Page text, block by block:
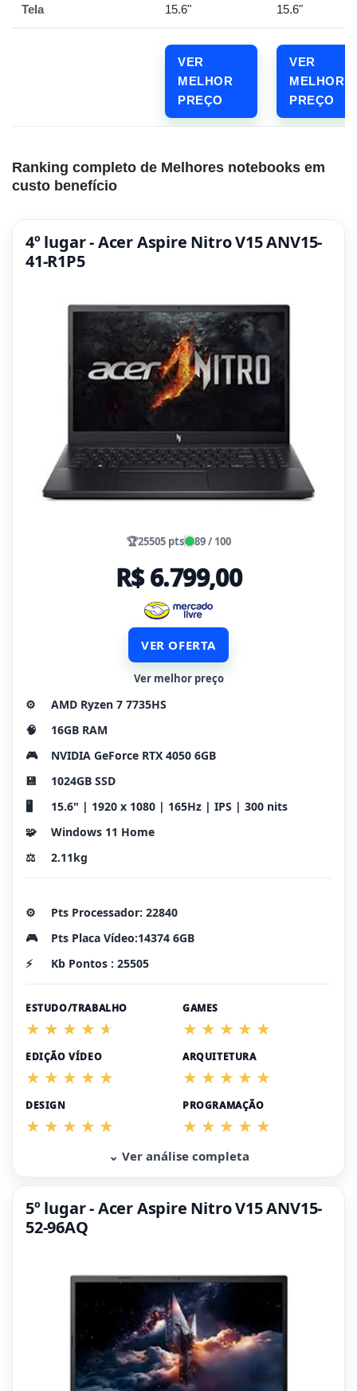
Tela 15.6" 15.6"
VER
MELHOR
PREÇO
VER
MELHOR
PREÇO
Ranking completo de Melhores notebooks em
custo benefício
4º lugar - Acer Aspire Nitro V15 ANV15-
41-R1P5
🏆25505 pts 89 / 100
R$ 6.799,00
VER OFERTA
Ver melhor preço
⚙️
AMD Ryzen 7 7735HS
🧠
16GB RAM
🎮
NVIDIA GeForce RTX 4050 6GB
💾
1024GB SSD
🖥️
15.6" | 1920 x 1080 | 165Hz | IPS | 300 nits
🧩
Windows 11 Home
⚖️
2.11kg
⚙️
Pts Processador: 22840
🎮
Pts Placa Vídeo:14374 6GB
⚡
Kb Pontos : 25505
ESTUDO/TRABALHO GAMES
EDIÇÃO VÍDEO ARQUITETURA
DESIGN PROGRAMAÇÃO
⌄ Ver análise completa
5º lugar - Acer Aspire Nitro V15 ANV15-
52-96AQ